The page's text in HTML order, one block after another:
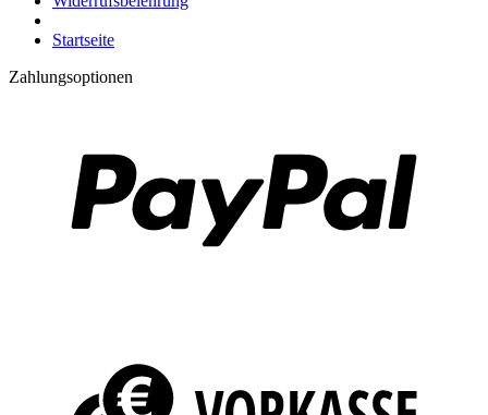
Startseite
Zahlungsoptionen